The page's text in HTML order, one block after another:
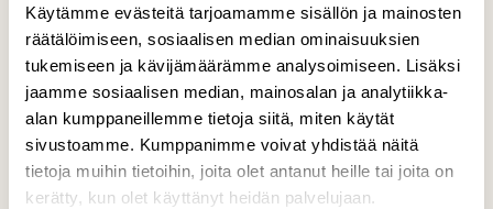
Käytämme evästeitä tarjoamamme sisällön ja mainosten
räätälöimiseen, sosiaalisen median ominaisuuksien
tukemiseen ja kävijämäärämme analysoimiseen. Lisäksi
jaamme sosiaalisen median, mainosalan ja analytiikka-
alan kumppaneillemme tietoja siitä, miten käytät
sivustoamme. Kumppanimme voivat yhdistää näitä
tietoja muihin tietoihin, joita olet antanut heille tai joita on
kerätty, kun olet käyttänyt heidän palvelujaan.
Repolaisen haukku raikaa nyt lähimetsissä –
mitä muuta ketulle kuuluu?